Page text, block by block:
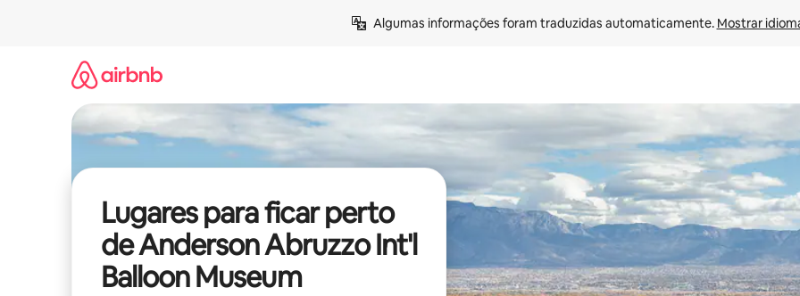
Algumas informações foram traduzidas automaticamente. Mostrar
Lugares para ficar perto
de Anderson Abruzzo Int'l
Balloon Museum